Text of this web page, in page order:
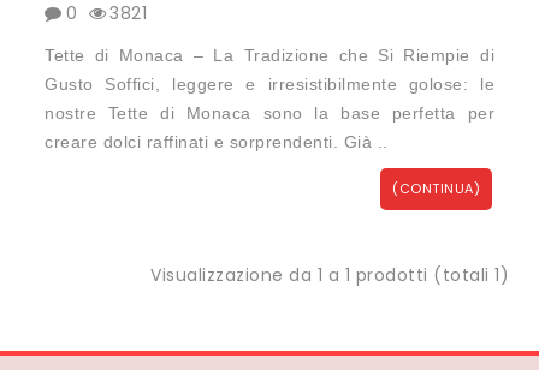
0
3821
Tette di Monaca – La Tradizione che Si Riempie di
Gusto Soffici, leggere e irresistibilmente golose: le
nostre Tette di Monaca sono la base perfetta per
creare dolci raffinati e sorprendenti. Già ..
(CONTINUA)
Visualizzazione da 1 a 1 prodotti (totali 1)